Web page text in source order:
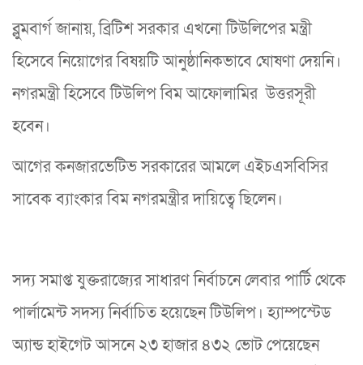
ব্লুমবার্গ জানায়, ব্রিটিশ সরকার এখনো টিউলিপের মন্ত্রী
হিসেবে নিয়োগের বিষয়টি আনুষ্ঠানিকভাবে ঘোষণা দেয়নি।
নগরমন্ত্রী হিসেবে টিউলিপ বিম আফোলামির উত্তরসূরী
হবেন।
আগের কনজারভেটিভ সরকারের আমলে এইচএসবিসির
সাবেক ব্যাংকার বিম নগরমন্ত্রীর দায়িত্বে ছিলেন।
সদ্য সমাপ্ত যুক্তরাজ্যের সাধারণ নির্বাচনে লেবার পার্টি থেকে
পার্লামেন্ট সদস্য নির্বাচিত হয়েছেন টিউলিপ। হ্যাম্পস্টেড
অ্যান্ড হাইগেট আসনে ২৩ হাজার ৪৩২ ভোট পেয়েছেন